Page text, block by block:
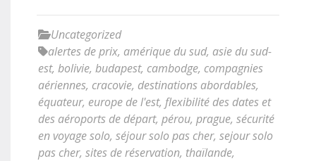
Uncategorized
alertes de prix, amérique du sud, asie du sud-
est, bolivie, budapest, cambodge, compagnies
aériennes, cracovie, destinations abordables,
équateur, europe de l'est, flexibilité des dates et
des aéroports de départ, pérou, prague, sécurité
en voyage solo, séjour solo pas cher, sejour solo
pas cher, sites de réservation, thaïlande,